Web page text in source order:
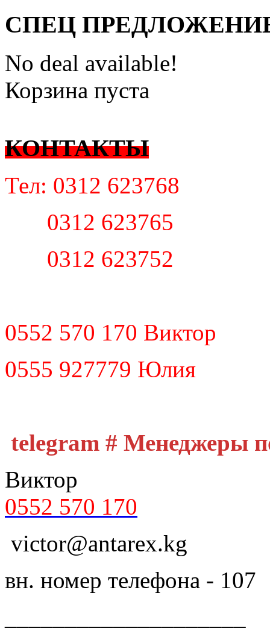
СПЕЦ
No deal available!
Корзина пуста
КОНТАКТЫ
Тел: 0312 623768
0312 623765
0312 623752
0552 570 170 Виктор
0555 927779 Юлия
telegram # Менеджеры
Виктор
0552 570 170
victor@antarex.kg
вн. номер телефона - 107